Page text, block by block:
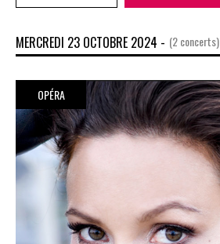
MERCREDI 23 OCTOBRE 2024 - (2 concerts)
OPÉRA